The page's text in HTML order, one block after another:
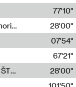
77'10"
Radia Show Show #1101 : Embedded Memories by Jimmy Peggie / radioart106
28'00"
07'54"
67'21"
Radia Show #1100 : 74.48 DB(A) BY IGOR ŠTROMAJER FOR RADIO X
28'00"